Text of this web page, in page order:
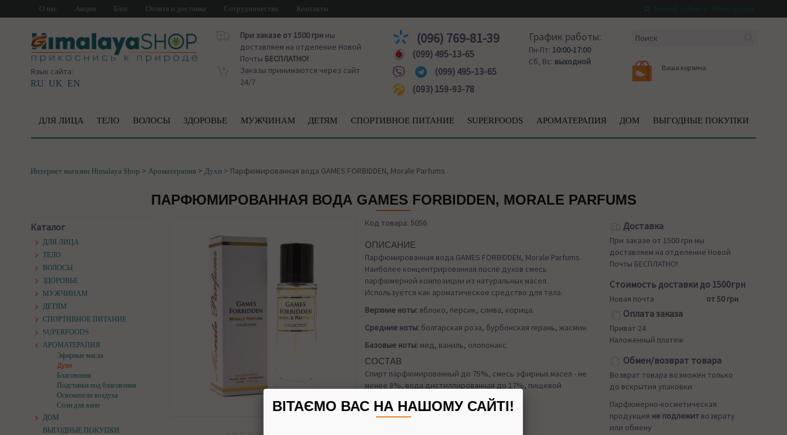
О нас Акции Блог Оплата и доставка Сотрудничество Контакты
Язык сайта:
RU UK EN
При заказе от 1500 грнмы
доставляем на отделение Новой
Почты БЕСПЛАТНО!
Заказы принимаются через сайт
24/7
(096) 769-81-39
(099) 495-13-65
(099) 495-13-65
(093) 159-93-78
График работы:
Пн-Пт: 10:00-17:00
Сб, Вс: выходной
Ваша корзина
ДЛЯ ЛИЦА ТЕЛО ВОЛОСЫ ЗДОРОВЬЕ МУЖЧИНАМ ДЕТЯМ СПОРТИВНОЕ ПИТАНИЕ SUPERFOODS АРОМАТЕРАПИЯ ДОМ ВЫГОДНЫЕ ПОКУПКИ
Интернет магазин Himalaya Shop > Ароматерапия > Духи > Парфюмированная вода GAMES FORBIDDEN, Morale Parfums
ПАРФЮМИРОВАННАЯ ВОДА GAMES FORBIDDEN, MORALE PARFUMS
Каталог
ДЛЯ ЛИЦА
ТЕЛО
ВОЛОСЫ
ЗДОРОВЬЕ
МУЖЧИНАМ
ДЕТЯМ
СПОРТИВНОЕ ПИТАНИЕ
SUPERFOODS
АРОМАТЕРАПИЯ
Эфирные масла
Духи
Благовония
Подставки под благовония
Освежители воздуха
Соли для ванн
ДОМ
ВЫГОДНЫЕ ПОКУПКИ
Код товара: 5056
ОПИСАНИЕ
Парфюмированная вода GAMES FORBIDDEN, Morale Parfums.
Наиболее концентрированная после духов смесь
парфюмерной композиции из натуральных масел.
Используется как ароматическое средство для тела.
Верхние ноты: яблоко, персик, слива, корица.
Средние ноты: болгарская роза, бурбонская герань, жасмин.
Базовые ноты: мед, ваниль, олопонакс.
СОСТАВ
Спирт парфюмированный до 75%, смесь эфирных масел - не
менее 8%, вода дистиллированная до 17%, пищевой
УПАКОВКА
Доставка
При заказе от 1500 грн мы
доставляем на отделение Новой
Почты БЕСПЛАТНО!
Стоимость доставки до 1500грн
Новая почта от 50 грн
Оплата заказа
Приват 24
Наложенный платеж
Обмен/возврат товара
Возврат товара возможен только
до вскрытия упаковки
Парфюмерно-косметическая
продукция не подлежит возврату
или обмену
ВІТАЄМО ВАС НА НАШОМУ САЙТІ!